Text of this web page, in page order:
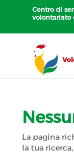
Centro di
volontariato
La pagina
la tua